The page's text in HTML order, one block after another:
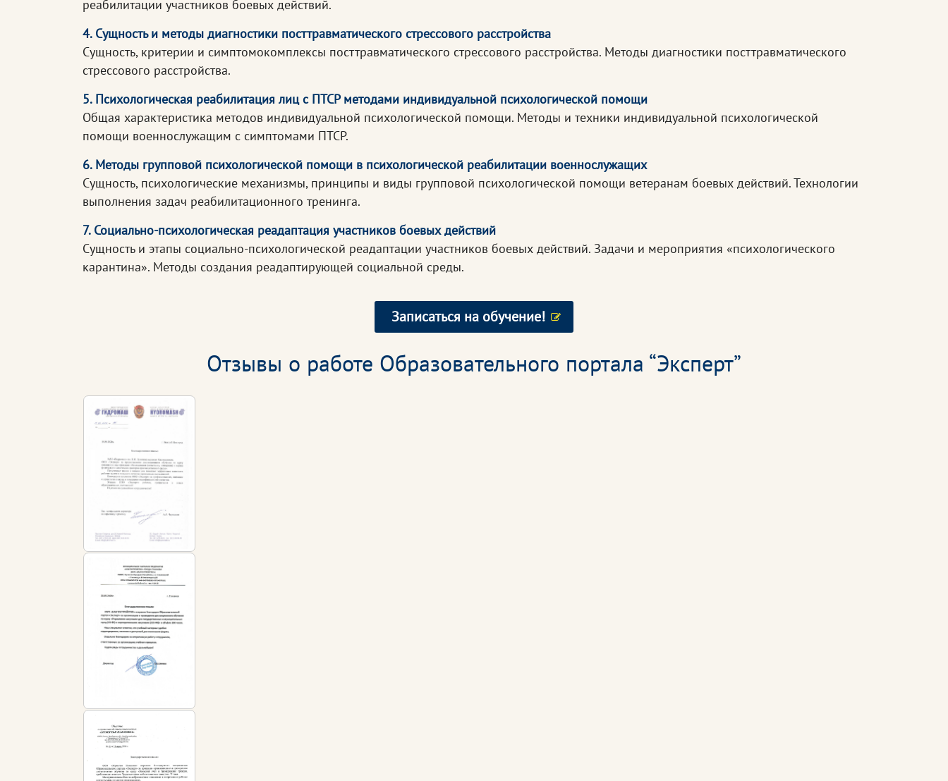
реабилитации участников боевых действий.
4. Сущность и методы диагностики посттравматического стрессового расстройства
Сущность, критерии и симптомокомплексы посттравматического стрессового расстройства. Методы диагностики посттравматического
стрессового расстройства.
5. Психологическая реабилитация лиц с ПТСР методами индивидуальной психологической помощи
Общая характеристика методов индивидуальной психологической помощи. Методы и техники индивидуальной психологической
помощи военнослужащим с симптомами ПТСР.
6. Методы групповой психологической помощи в психологической реабилитации военнослужащих
Сущность, психологические механизмы, принципы и виды групповой психологической помощи ветеранам боевых действий. Технологии
выполнения задач реабилитационного тренинга.
7. Социально-психологическая реадаптация участников боевых действий
Сущность и этапы социально-психологической реадаптации участников боевых действий. Задачи и мероприятия «психологического
карантина». Методы создания реадаптирующей социальной среды.
Записаться на обучение!
Отзывы о работе Образовательного портала “Эксперт”